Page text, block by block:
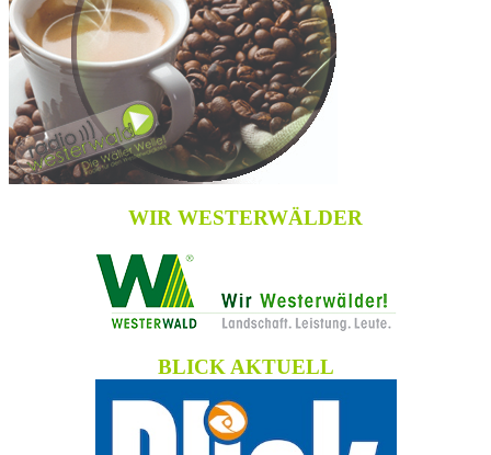
WIR WESTERWÄLDER
BLICK AKTUELL